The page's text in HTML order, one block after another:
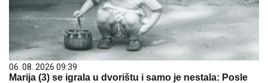
06. 08. 2026 09:39
Marija (3) se igrala u dvorištu i samo je nestala: Posle